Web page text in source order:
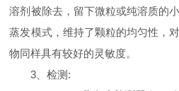
溶剂被除去，留下微粒或纯溶质的
蒸发模式，维持了颗粒的均匀性，
物同样具有较好的灵敏度。
3、检测: